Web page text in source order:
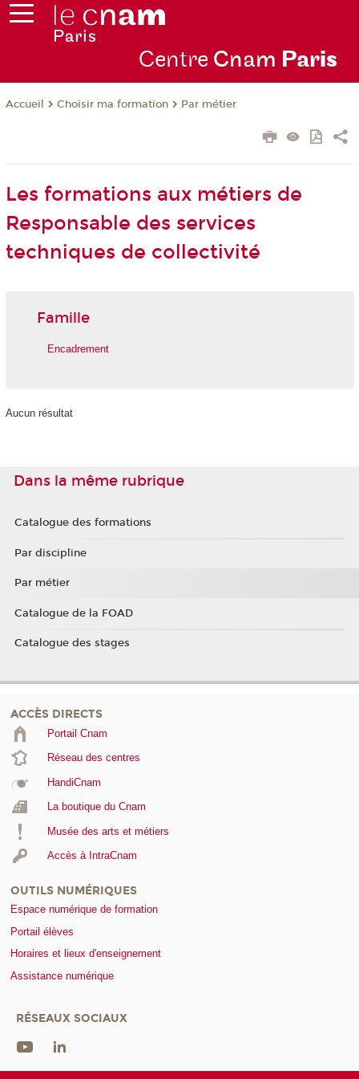
Centre Cnam Paris
Accueil Choisir ma formation Par métier
Les formations aux métiers de
Responsable des services
techniques de collectivité
Famille
Encadrement
Aucun résultat
Dans la même rubrique
Catalogue des formations
Par discipline
Par métier
Catalogue de la FOAD
Catalogue des stages
ACCÈS DIRECTS
Portail Cnam
Réseau des centres
HandiCnam
La boutique du Cnam
Musée des arts et métiers
Accès à IntraCnam
OUTILS NUMÉRIQUES
Espace numérique de formation
Portail élèves
Horaires et lieux d'enseignement
Assistance numérique
RÉSEAUX SOCIAUX